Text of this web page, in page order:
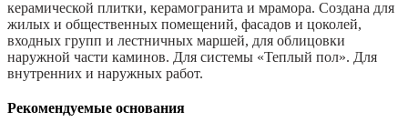
керамической плитки, керамогранита и мрамора. Создана для
жилых и общественных помещений, фасадов и цоколей,
входных групп и лестничных маршей, для облицовки
наружной части каминов. Для системы «Теплый пол». Для
внутренних и наружных работ.
Рекомендуемые основания